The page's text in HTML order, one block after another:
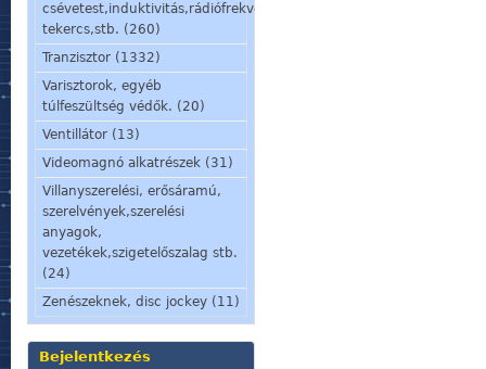
csévetest,induktivitás,rádiófrekvenciás
tekercs,stb. (260)
Tranzisztor (1332)
Varisztorok, egyéb
túlfeszültség védők. (20)
Ventillátor (13)
Videomagnó alkatrészek (31)
Villanyszerelési, erősáramú,
szerelvények,szerelési
anyagok,
vezetékek,szigetelőszalag stb.
(24)
Zenészeknek, disc jockey (11)
Bejelentkezés